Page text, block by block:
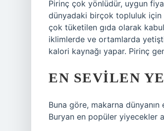
Pirinç çok yönlüdür, uygun
dünyadaki birçok topluluk için
çok tüketilen gıda olarak
iklimlerde ve ortamlarda
kalori kaynağı yapar. Pirinç
EN SEVILEN
Buna göre, makarna
Buryan en popüler yiyecekler